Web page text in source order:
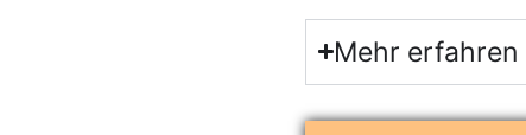
Mehr erfahren